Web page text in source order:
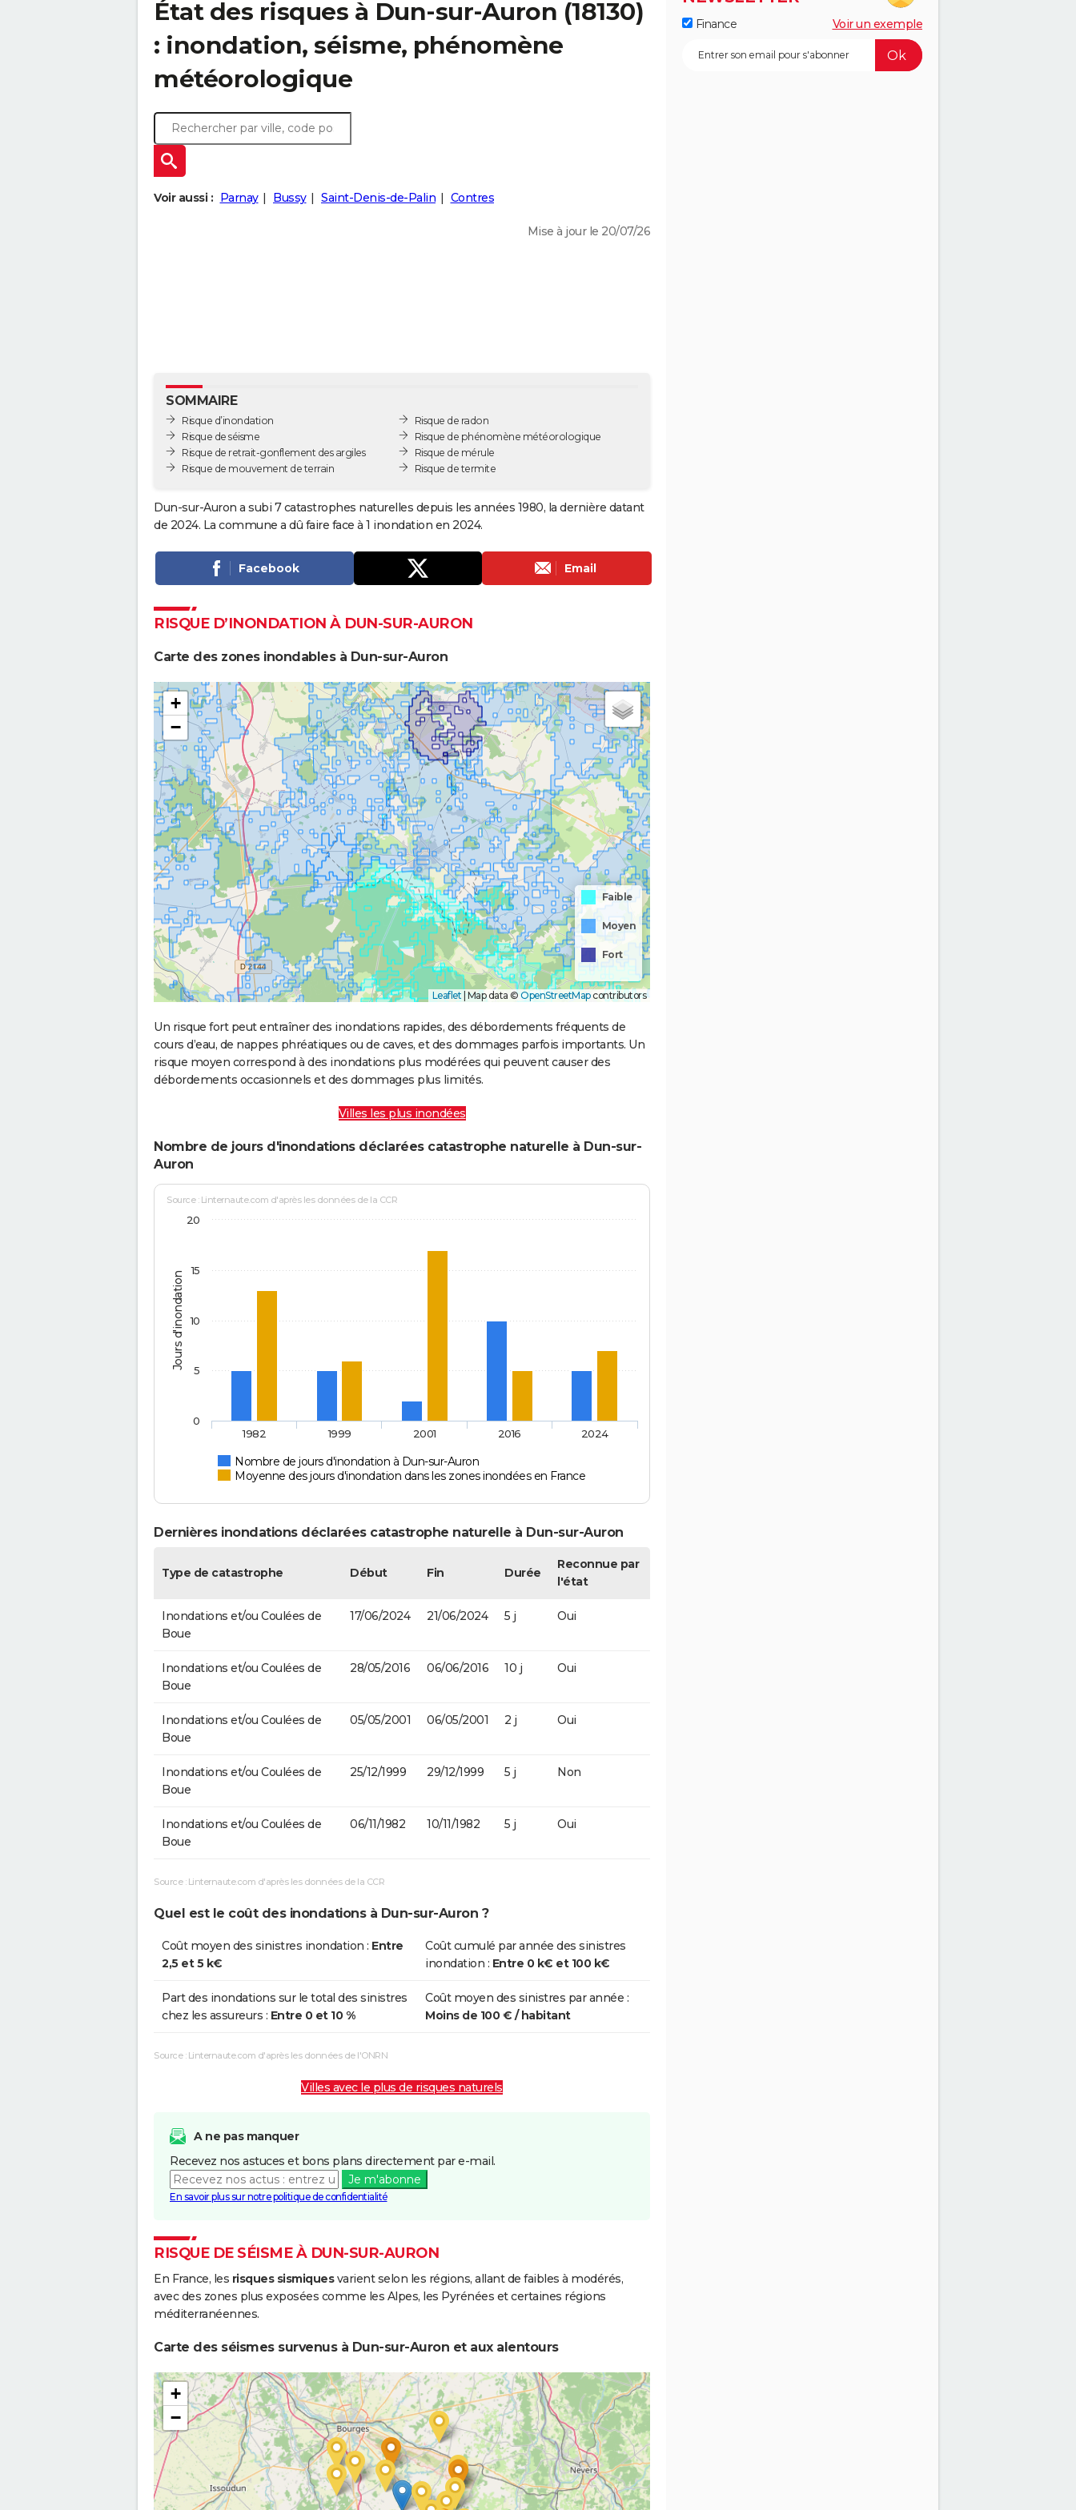
État des risques à Dun-sur-Auron (18130)
: inondation, séisme, phénomène
météorologique
Voir aussi : Parnay Bussy Saint-Denis-de-Palin Contres
Mise à jour le 20/07/26
SOMMAIRE
Risque d’inondation
Risque de séisme
Risque de retrait-gonflement des argiles
Risque de mouvement de terrain
Risque de radon
Risque de phénomène météorologique
Risque de mérule
Risque de termite
Dun-sur-Auron a subi 7 catastrophes naturelles depuis les années 1980, la dernière datant
de 2024. La commune a dû faire face à 1 inondation en 2024.
Facebook Email
RISQUE D’INONDATION À DUN-SUR-AURON
Carte des zones inondables à Dun-sur-Auron
+
−
Faible
Moyen
Fort
Leaflet Map data ©OpenStreetMapcontributors
Un risque fort peut entraîner des inondations rapides, des débordements fréquents de
cours d’eau, de nappes phréatiques ou de caves, et des dommages parfois importants. Un
risque moyen correspond à des inondations plus modérées qui peuvent causer des
débordements occasionnels et des dommages plus limités.
Villes les plus inondées
Nombre de jours d'inondations déclarées catastrophe naturelle à Dun-sur-
Auron
Jours d'inondation
Source : Linternaute.com d'après les données de la CCR
Nombre de jours d'inondation à Dun-sur-Auron
Moyenne des jours d'inondation dans les zones inondées en France
1982 1999 2001 2016 2024
0
5
10
15
20
Dernières inondations déclarées catastrophe naturelle à Dun-sur-Auron
Type de catastrophe Début Fin Durée
Reconnue par
l'état
Inondations et/ou Coulées de
Boue
17/06/2024 21/06/2024 5 j Oui
Inondations et/ou Coulées de
Boue
28/05/2016 06/06/2016 10 j Oui
Inondations et/ou Coulées de
Boue
05/05/2001 06/05/2001 2 j Oui
Inondations et/ou Coulées de
Boue
25/12/1999 29/12/1999 5 j Non
Inondations et/ou Coulées de
Boue
06/11/1982 10/11/1982 5 j Oui
Source : Linternaute.com d'après les données de la CCR
Quel est le coût des inondations à Dun-sur-Auron ?
Coût moyen des sinistres inondation : Entre
2,5 et 5 k€
Coût cumulé par année des sinistres
inondation : Entre 0 k€ et 100 k€
Part des inondations sur le total des sinistres
chez les assureurs : Entre 0 et 10 %
Coût moyen des sinistres par année :
Moins de 100 € / habitant
Source : Linternaute.com d'après les données de l'ONRN
Villes avec le plus de risques naturels
A ne pas manquer
Recevez nos astuces et bons plans directement par e-mail.
Je m'abonne
En savoir plus sur notre politique de confidentialité
RISQUE DE SÉISME À DUN-SUR-AURON
En France, les risques sismiquesvarient selon les régions, allant de faibles à modérés,
avec des zones plus exposées comme les Alpes, les Pyrénées et certaines régions
méditerranéennes.
Carte des séismes survenus à Dun-sur-Auron et aux alentours
+
−
Finance Voir un exemple